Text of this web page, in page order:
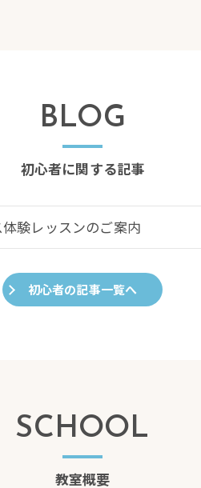
BLOG
初心者に関する記事
験レッスンのご案内
初心者の記事一覧へ
教室概要
SCHOOL